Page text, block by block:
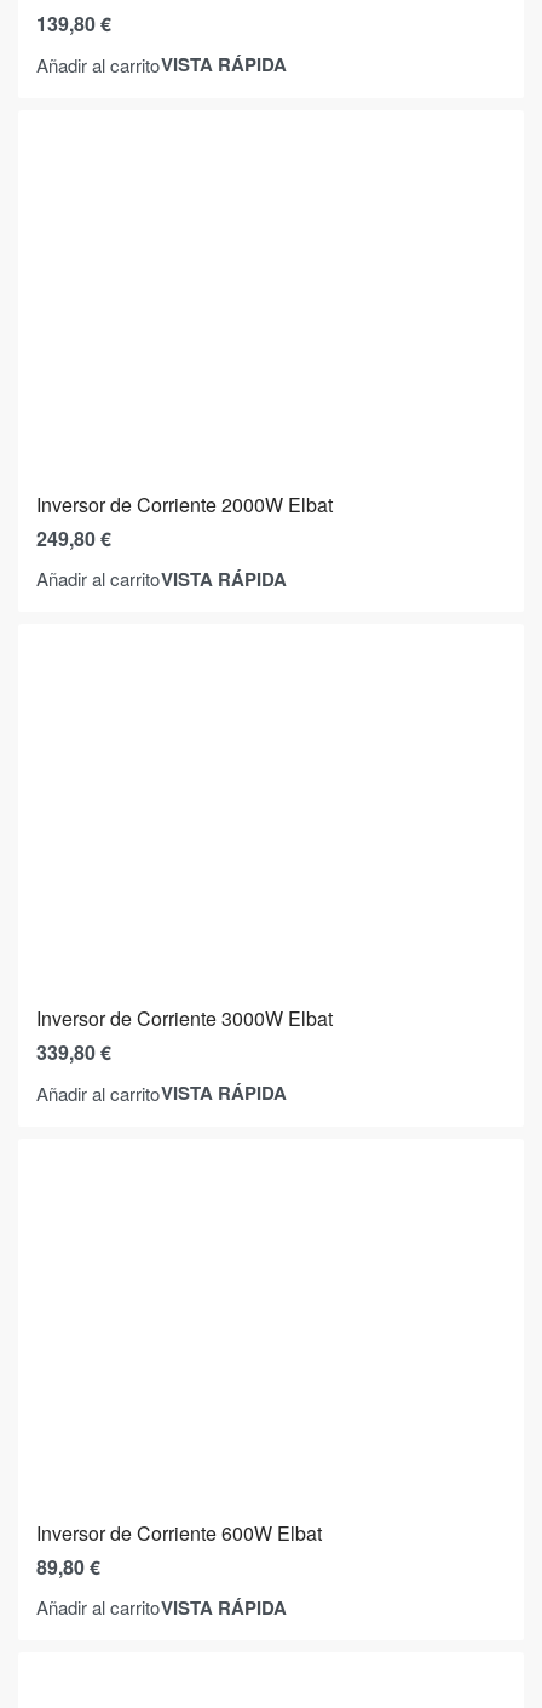
139,80€
Añadir al carritoVISTA RÁPIDA
Inversor de Corriente 2000W Elbat
249,80€
Añadir al carritoVISTA RÁPIDA
Inversor de Corriente 3000W Elbat
339,80€
Añadir al carritoVISTA RÁPIDA
Inversor de Corriente 600W Elbat
89,80€
Añadir al carritoVISTA RÁPIDA